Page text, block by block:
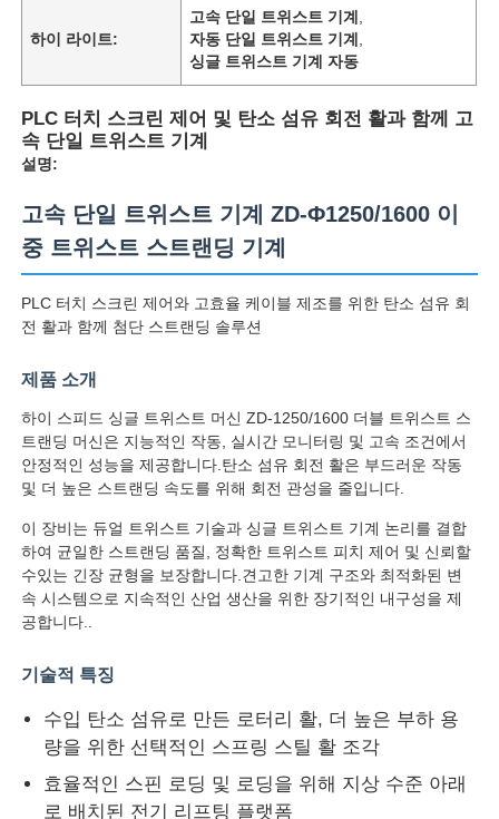
홈
제품 소개
회사 소개
하이 라이트:
고속 단일 트위스트 기계
자동 단일 트위스트 기계
싱글 트위스트 기계 자동
PLC 터치 스크린 제어 및 탄소 섬유 회전 활과 함께 고
속 단일 트위스트 기계
설명:
고속 단일 트위스트 기계 ZD-Φ1250/1600 이
중 트위스트 스트랜딩 기계
PLC 터치 스크린 제어와 고효율 케이블 제조를 위한 탄소 섬유 회
전 활과 함께 첨단 스트랜딩 솔루션
제품 소개
하이 스피드 싱글 트위스트 머신 ZD-1250/1600 더블 트위스트 스
트랜딩 머신은 지능적인 작동, 실시간 모니터링 및 고속 조건에서
안정적인 성능을 제공합니다.탄소 섬유 회전 활은 부드러운 작동
및 더 높은 스트랜딩 속도를 위해 회전 관성을 줄입니다.
이 장비는 듀얼 트위스트 기술과 싱글 트위스트 기계 논리를 결합
하여 균일한 스트랜딩 품질, 정확한 트위스트 피치 제어 및 신뢰할
수있는 긴장 균형을 보장합니다.견고한 기계 구조와 최적화된 변
속 시스템으로 지속적인 산업 생산을 위한 장기적인 내구성을 제
공합니다..
기술적 특징
수입 탄소 섬유로 만든 로터리 활, 더 높은 부하 용
량을 위한 선택적인 스프링 스틸 활 조각
효율적인 스핀 로딩 및 로딩을 위해 지상 수준 아래
로 배치된 전기 리프팅 플랫폼